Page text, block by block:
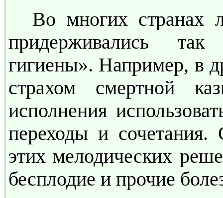
Во многих странах
придерживались так
гигиены». Например, в
страхом смертной
исполнения
переходы и сочетания.
этих мелодических
бесплодие и прочие